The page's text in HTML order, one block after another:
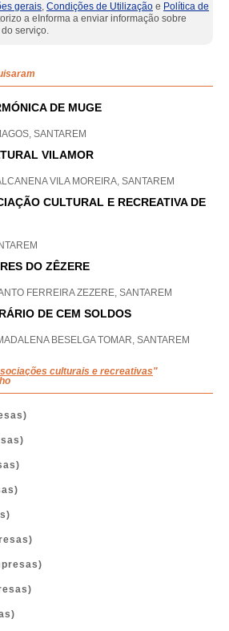
gerais, Condições de Utilização e Política de
a eInforma a enviar informação sobre
serviço.
DE MUGE
SANTAREM
VILAMOR
VILA MOREIRA, SANTAREM
CULTURAL E RECREATIVA DE
DO ZÊZERE
FERREIRA ZEZERE, SANTAREM
DE CEM SOLDOS
BESELGA TOMAR, SANTAREM
culturais e recreativas"